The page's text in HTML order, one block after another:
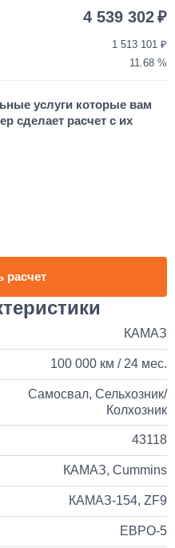
от 2 до 3 дней
55 000
в КАМАЗ
на КАМАЗ
150 000
от 5 до 10 дней
рации с антенной на КАМАЗ
35 000
1 день
в кабину
4 539 302
1 513 101
11.68
услуги которые вам
сделает расчет с их
расчет
КАМАЗ
100 000 км / 24 мес.
Самосвал, Сельхозник/
Колхозник
43118
КАМАЗ, Cummins
КАМАЗ-154, ZF9
ЕВРО-5